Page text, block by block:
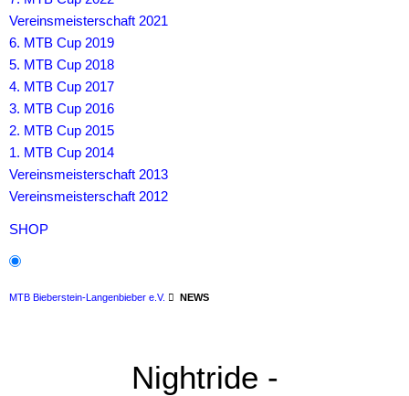
Vereinsmeisterschaft 2021
6. MTB Cup 2019
5. MTB Cup 2018
4. MTB Cup 2017
3. MTB Cup 2016
2. MTB Cup 2015
1. MTB Cup 2014
Vereinsmeisterschaft 2013
Vereinsmeisterschaft 2012
SHOP
MTB Bieberstein-Langenbieber e.V. NEWS
Nightride -